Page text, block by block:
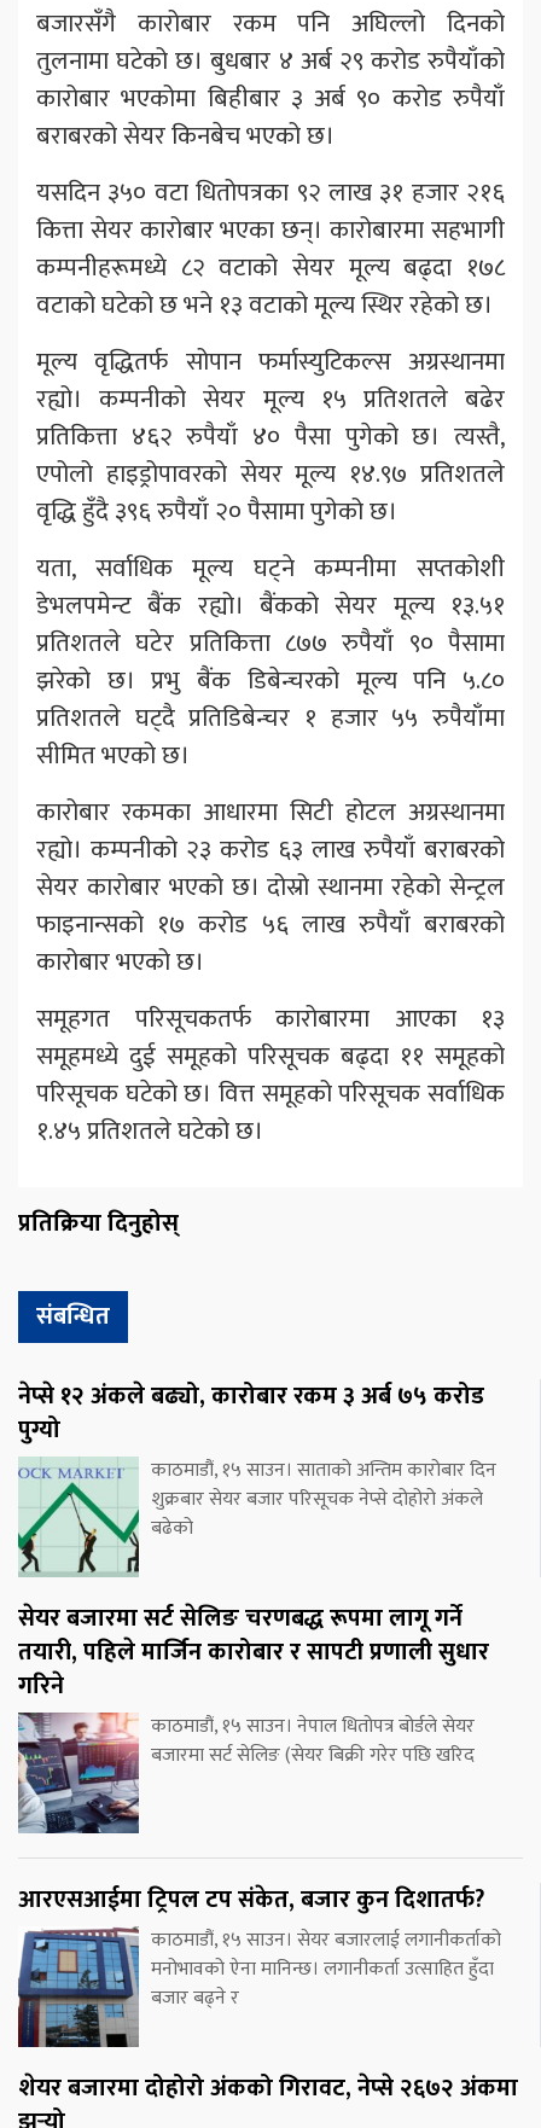
बजारसँगै कारोबार रकम पनि अघिल्लो दिनको
तुलनामा घटेको छ। बुधबार ४ अर्ब २९ करोड रुपैयाँको
कारोबार भएकोमा बिहीबार ३ अर्ब ९० करोड रुपैयाँ
बराबरको सेयर किनबेच भएको छ।
यसदिन ३५० वटा धितोपत्रका ९२ लाख ३१ हजार २१६
कित्ता सेयर कारोबार भएका छन्। कारोबारमा सहभागी
कम्पनीहरूमध्ये ८२ वटाको सेयर मूल्य बढ्दा १७८
वटाको घटेको छ भने १३ वटाको मूल्य स्थिर रहेको छ।
मूल्य वृद्धितर्फ सोपान फर्मास्युटिकल्स अग्रस्थानमा
रह्यो। कम्पनीको सेयर मूल्य १५ प्रतिशतले बढेर
प्रतिकित्ता ४६२ रुपैयाँ ४० पैसा पुगेको छ। त्यस्तै,
एपोलो हाइड्रोपावरको सेयर मूल्य १४.९७ प्रतिशतले
वृद्धि हुँदै ३९६ रुपैयाँ २० पैसामा पुगेको छ।
यता, सर्वाधिक मूल्य घट्ने कम्पनीमा सप्तकोशी
डेभलपमेन्ट बैंक रह्यो। बैंकको सेयर मूल्य १३.५१
प्रतिशतले घटेर प्रतिकित्ता ८७७ रुपैयाँ ९० पैसामा
झरेको छ। प्रभु बैंक डिबेन्चरको मूल्य पनि ५.८०
प्रतिशतले घट्दै प्रतिडिबेन्चर १ हजार ५५ रुपैयाँमा
सीमित भएको छ।
कारोबार रकमका आधारमा सिटी होटल अग्रस्थानमा
रह्यो। कम्पनीको २३ करोड ६३ लाख रुपैयाँ बराबरको
सेयर कारोबार भएको छ। दोस्रो स्थानमा रहेको सेन्ट्रल
फाइनान्सको १७ करोड ५६ लाख रुपैयाँ बराबरको
कारोबार भएको छ।
समूहगत परिसूचकतर्फ कारोबारमा आएका १३
समूहमध्ये दुई समूहको परिसूचक बढ्दा ११ समूहको
परिसूचक घटेको छ। वित्त समूहको परिसूचक सर्वाधिक
१.४५ प्रतिशतले घटेको छ।
प्रतिक्रिया दिनुहोस्
संबन्धित
नेप्से १२ अंकले बढ्यो, कारोबार रकम ३ अर्ब ७५ करोड
पुग्यो
काठमाडौं, १५ साउन। साताको अन्तिम कारोबार दिन
शुक्रबार सेयर बजार परिसूचक नेप्से दोहोरो अंकले
बढेको
सेयर बजारमा सर्ट सेलिङ चरणबद्ध रूपमा लागू गर्ने
तयारी, पहिले मार्जिन कारोबार र सापटी प्रणाली सुधार
गरिने
काठमाडौं, १५ साउन। नेपाल धितोपत्र बोर्डले सेयर
बजारमा सर्ट सेलिङ (सेयर बिक्री गरेर पछि खरिद
आरएसआईमा ट्रिपल टप संकेत, बजार कुन दिशातर्फ?
काठमाडौं, १५ साउन। सेयर बजारलाई लगानीकर्ताको
मनोभावको ऐना मानिन्छ। लगानीकर्ता उत्साहित हुँदा
बजार बढ्ने र
शेयर बजारमा दोहोरो अंकको गिरावट, नेप्से २६७२ अंकमा